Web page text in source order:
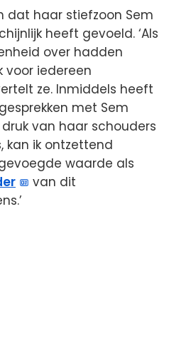
dat haar stiefzoon Sem
heeft gevoeld. ‘Als
over hadden
voor iedereen
ze. Inmiddels heeft
met Sem
van haar schouders
kan ik ontzettend
waarde als
van dit